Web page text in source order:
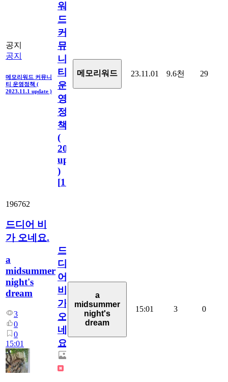
공지
공지
메모리워드 커뮤니
티 운영정책 (
2023.11.1 update )
워
드
커
뮤
니
티
운
영
정
책
(
2023.11.1
update
)
[110
메모리워드 23.11.01 9.6천 29
196762
드디어 비
가 오네요.
a
midsummer
night's
dream
3
0
0
15:01
드
디
어
비
가
오
네
요.
a
midsummer
night's
dream
15:01 3 0